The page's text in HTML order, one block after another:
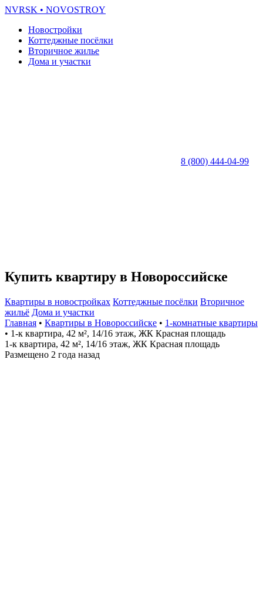
NVRSK • NOVOSTROY
Новостройки
Коттеджные посёлки
Вторичное жилье
Дома и участки
8 (800) 444-04-99
Купить квартиру в Новороссийске
Квартиры в новостройках Коттеджные посёлки Вторичное
жильё Дома и участки
Главная • Квартиры в Новороссийске • 1-комнатные квартиры
• 1-к квартира, 42 м², 14/16 этаж, ЖК Красная площадь
1-к квартира, 42 м², 14/16 этаж, ЖК Красная площадь
Размещено 2 года назад